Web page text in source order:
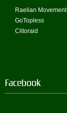
Raelian Movement
GoTopless
Clitoraid
Facebook